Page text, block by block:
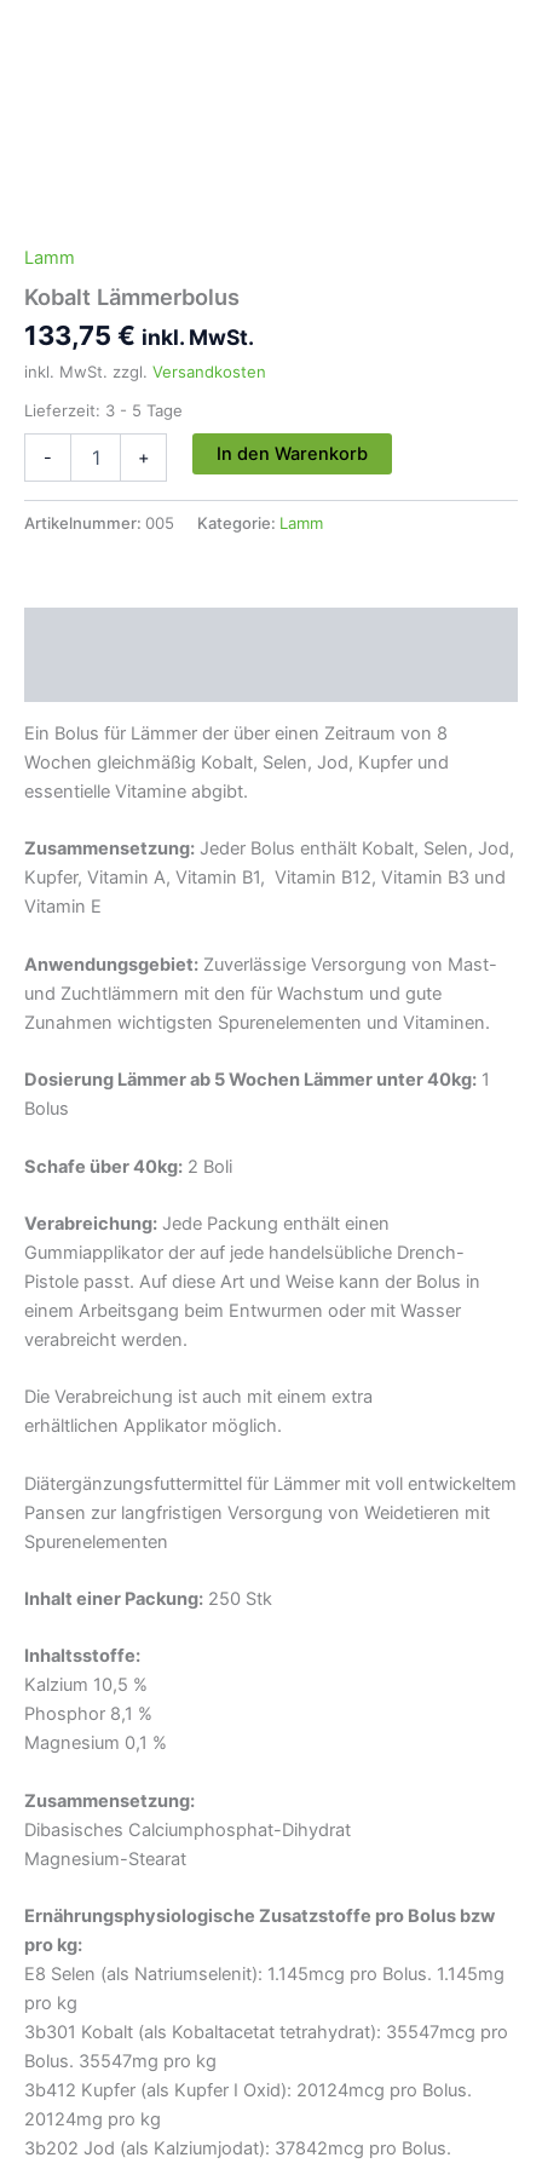
Lamm
Kobalt Lämmerbolus
133,75 € inkl. MwSt.
inkl. MwSt. zzgl. Versandkosten
Lieferzeit: 3 - 5 Tage
-
Lämmerbolus
+ In den Warenkorb
Artikelnummer: 005 Kategorie: Lamm
Ein Bolus für Lämmer der über einen Zeitraum von 8
Wochen gleichmäßig Kobalt, Selen, Jod, Kupfer und
essentielle Vitamine abgibt.
Zusammensetzung: Jeder Bolus enthält Kobalt, Selen, Jod,
Kupfer, Vitamin A, Vitamin B1, Vitamin B12, Vitamin B3 und
Vitamin E
Anwendungsgebiet: Zuverlässige Versorgung von Mast-
und Zuchtlämmern mit den für Wachstum und gute
Zunahmen wichtigsten Spurenelementen und Vitaminen.
Dosierung Lämmer ab 5 Wochen Lämmer unter 40kg: 1
Bolus
Schafe über 40kg: 2 Boli
Verabreichung: Jede Packung enthält einen
Gummiapplikator der auf jede handelsübliche Drench-
Pistole passt. Auf diese Art und Weise kann der Bolus in
einem Arbeitsgang beim Entwurmen oder mit Wasser
verabreicht werden.
Die Verabreichung ist auch mit einem extra
erhältlichen Applikator möglich.
Diätergänzungsfuttermittel für Lämmer mit voll entwickeltem
Pansen zur langfristigen Versorgung von Weidetieren mit
Spurenelementen
Inhalt einer Packung: 250 Stk
Inhaltsstoffe:
Kalzium 10,5 %
Phosphor 8,1 %
Magnesium 0,1 %
Zusammensetzung:
Dibasisches Calciumphosphat-Dihydrat
Magnesium-Stearat
Ernährungsphysiologische Zusatzstoffe pro Bolus bzw
pro kg:
E8 Selen (als Natriumselenit): 1.145mcg pro Bolus. 1.145mg
pro kg
3b301 Kobalt (als Kobaltacetat tetrahydrat): 35547mcg pro
Bolus. 35547mg pro kg
3b412 Kupfer (als Kupfer I Oxid): 20124mcg pro Bolus.
20124mg pro kg
3b202 Jod (als Kalziumjodat): 37842mcg pro Bolus.